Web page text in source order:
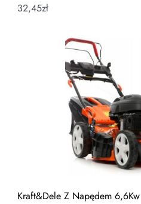
32,45zł
Kraft&Dele Z Napędem